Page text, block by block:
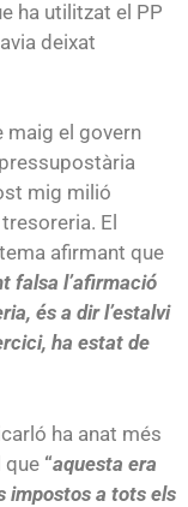
ha utilitzat el PP
deixat
maig el govern
mig milió
El
afirmant que
falsa l’afirmació
és a dir l’estalvi
ha estat de
ha anat més
que “aquesta era
impostos a tots els